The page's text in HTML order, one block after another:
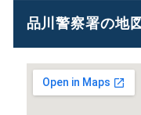
品川警察署の地